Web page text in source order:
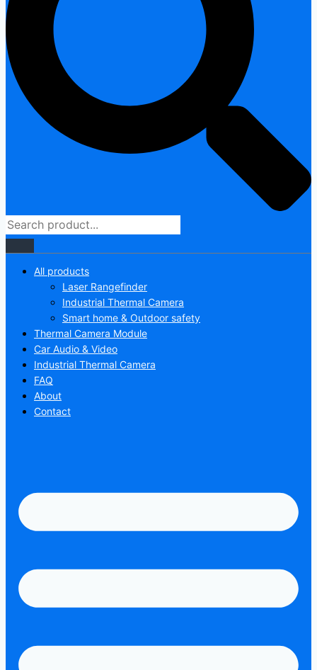
All products
Laser Rangefinder
Industrial Thermal Camera
Smart home & Outdoor safety
Thermal Camera Module
Car Audio & Video
Industrial Thermal Camera
FAQ
About
Contact